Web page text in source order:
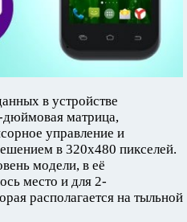
в устройстве
дюймовая матрица,
управление и
в 320x480 пикселей.
модели, в её
место и для 2-
располагается на тыльной